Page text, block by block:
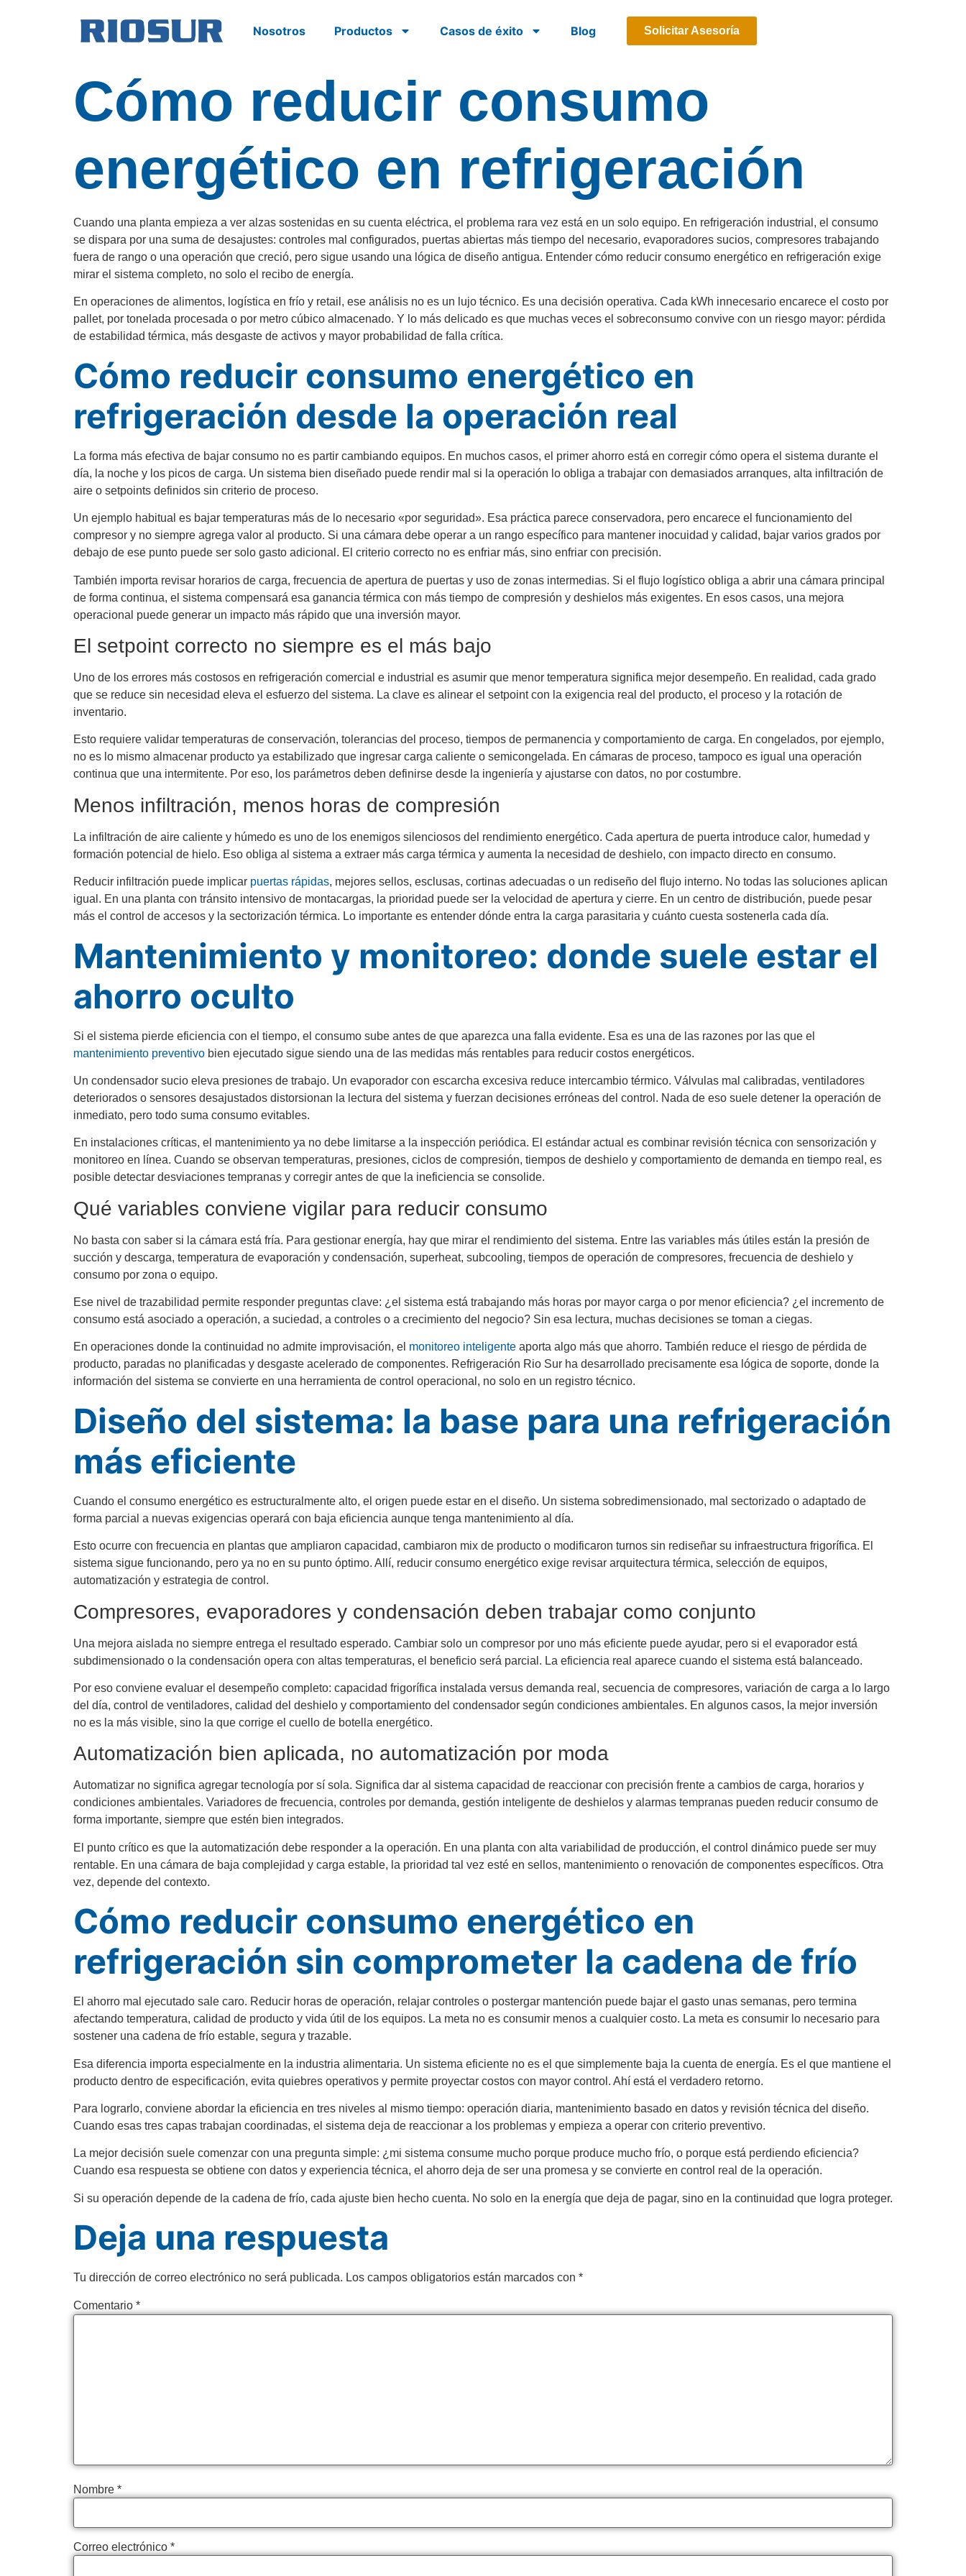
Nosotros Productos Casos de éxito Blog Solicitar Asesoría
Cómo reducir consumo
energético en refrigeración
Cuando una planta empieza a ver alzas sostenidas en su cuenta eléctrica, el problema rara vez está en un solo equipo. En refrigeración industrial, el consumo
se dispara por una suma de desajustes: controles mal configurados, puertas abiertas más tiempo del necesario, evaporadores sucios, compresores trabajando
fuera de rango o una operación que creció, pero sigue usando una lógica de diseño antigua. Entender cómo reducir consumo energético en refrigeración exige
mirar el sistema completo, no solo el recibo de energía.
En operaciones de alimentos, logística en frío y retail, ese análisis no es un lujo técnico. Es una decisión operativa. Cada kWh innecesario encarece el costo por
pallet, por tonelada procesada o por metro cúbico almacenado. Y lo más delicado es que muchas veces el sobreconsumo convive con un riesgo mayor: pérdida
de estabilidad térmica, más desgaste de activos y mayor probabilidad de falla crítica.
Cómo reducir consumo energético en
refrigeración desde la operación real
La forma más efectiva de bajar consumo no es partir cambiando equipos. En muchos casos, el primer ahorro está en corregir cómo opera el sistema durante el
día, la noche y los picos de carga. Un sistema bien diseñado puede rendir mal si la operación lo obliga a trabajar con demasiados arranques, alta infiltración de
aire o setpoints definidos sin criterio de proceso.
Un ejemplo habitual es bajar temperaturas más de lo necesario «por seguridad». Esa práctica parece conservadora, pero encarece el funcionamiento del
compresor y no siempre agrega valor al producto. Si una cámara debe operar a un rango específico para mantener inocuidad y calidad, bajar varios grados por
debajo de ese punto puede ser solo gasto adicional. El criterio correcto no es enfriar más, sino enfriar con precisión.
También importa revisar horarios de carga, frecuencia de apertura de puertas y uso de zonas intermedias. Si el flujo logístico obliga a abrir una cámara principal
de forma continua, el sistema compensará esa ganancia térmica con más tiempo de compresión y deshielos más exigentes. En esos casos, una mejora
operacional puede generar un impacto más rápido que una inversión mayor.
El setpoint correcto no siempre es el más bajo
Uno de los errores más costosos en refrigeración comercial e industrial es asumir que menor temperatura significa mejor desempeño. En realidad, cada grado
que se reduce sin necesidad eleva el esfuerzo del sistema. La clave es alinear el setpoint con la exigencia real del producto, el proceso y la rotación de
inventario.
Esto requiere validar temperaturas de conservación, tolerancias del proceso, tiempos de permanencia y comportamiento de carga. En congelados, por ejemplo,
no es lo mismo almacenar producto ya estabilizado que ingresar carga caliente o semicongelada. En cámaras de proceso, tampoco es igual una operación
continua que una intermitente. Por eso, los parámetros deben definirse desde la ingeniería y ajustarse con datos, no por costumbre.
Menos infiltración, menos horas de compresión
La infiltración de aire caliente y húmedo es uno de los enemigos silenciosos del rendimiento energético. Cada apertura de puerta introduce calor, humedad y
formación potencial de hielo. Eso obliga al sistema a extraer más carga térmica y aumenta la necesidad de deshielo, con impacto directo en consumo.
Reducir infiltración puede implicar puertas rápidas, mejores sellos, esclusas, cortinas adecuadas o un rediseño del flujo interno. No todas las soluciones aplican
igual. En una planta con tránsito intensivo de montacargas, la prioridad puede ser la velocidad de apertura y cierre. En un centro de distribución, puede pesar
más el control de accesos y la sectorización térmica. Lo importante es entender dónde entra la carga parasitaria y cuánto cuesta sostenerla cada día.
Mantenimiento y monitoreo: donde suele estar el
ahorro oculto
Si el sistema pierde eficiencia con el tiempo, el consumo sube antes de que aparezca una falla evidente. Esa es una de las razones por las que el
mantenimiento preventivo bien ejecutado sigue siendo una de las medidas más rentables para reducir costos energéticos.
Un condensador sucio eleva presiones de trabajo. Un evaporador con escarcha excesiva reduce intercambio térmico. Válvulas mal calibradas, ventiladores
deteriorados o sensores desajustados distorsionan la lectura del sistema y fuerzan decisiones erróneas del control. Nada de eso suele detener la operación de
inmediato, pero todo suma consumo evitables.
En instalaciones críticas, el mantenimiento ya no debe limitarse a la inspección periódica. El estándar actual es combinar revisión técnica con sensorización y
monitoreo en línea. Cuando se observan temperaturas, presiones, ciclos de compresión, tiempos de deshielo y comportamiento de demanda en tiempo real, es
posible detectar desviaciones tempranas y corregir antes de que la ineficiencia se consolide.
Qué variables conviene vigilar para reducir consumo
No basta con saber si la cámara está fría. Para gestionar energía, hay que mirar el rendimiento del sistema. Entre las variables más útiles están la presión de
succión y descarga, temperatura de evaporación y condensación, superheat, subcooling, tiempos de operación de compresores, frecuencia de deshielo y
consumo por zona o equipo.
Ese nivel de trazabilidad permite responder preguntas clave: ¿el sistema está trabajando más horas por mayor carga o por menor eficiencia? ¿el incremento de
consumo está asociado a operación, a suciedad, a controles o a crecimiento del negocio? Sin esa lectura, muchas decisiones se toman a ciegas.
En operaciones donde la continuidad no admite improvisación, el monitoreo inteligente aporta algo más que ahorro. También reduce el riesgo de pérdida de
producto, paradas no planificadas y desgaste acelerado de componentes. Refrigeración Rio Sur ha desarrollado precisamente esa lógica de soporte, donde la
información del sistema se convierte en una herramienta de control operacional, no solo en un registro técnico.
Diseño del sistema: la base para una refrigeración
más eficiente
Cuando el consumo energético es estructuralmente alto, el origen puede estar en el diseño. Un sistema sobredimensionado, mal sectorizado o adaptado de
forma parcial a nuevas exigencias operará con baja eficiencia aunque tenga mantenimiento al día.
Esto ocurre con frecuencia en plantas que ampliaron capacidad, cambiaron mix de producto o modificaron turnos sin rediseñar su infraestructura frigorífica. El
sistema sigue funcionando, pero ya no en su punto óptimo. Allí, reducir consumo energético exige revisar arquitectura térmica, selección de equipos,
automatización y estrategia de control.
Compresores, evaporadores y condensación deben trabajar como conjunto
Una mejora aislada no siempre entrega el resultado esperado. Cambiar solo un compresor por uno más eficiente puede ayudar, pero si el evaporador está
subdimensionado o la condensación opera con altas temperaturas, el beneficio será parcial. La eficiencia real aparece cuando el sistema está balanceado.
Por eso conviene evaluar el desempeño completo: capacidad frigorífica instalada versus demanda real, secuencia de compresores, variación de carga a lo largo
del día, control de ventiladores, calidad del deshielo y comportamiento del condensador según condiciones ambientales. En algunos casos, la mejor inversión
no es la más visible, sino la que corrige el cuello de botella energético.
Automatización bien aplicada, no automatización por moda
Automatizar no significa agregar tecnología por sí sola. Significa dar al sistema capacidad de reaccionar con precisión frente a cambios de carga, horarios y
condiciones ambientales. Variadores de frecuencia, controles por demanda, gestión inteligente de deshielos y alarmas tempranas pueden reducir consumo de
forma importante, siempre que estén bien integrados.
El punto crítico es que la automatización debe responder a la operación. En una planta con alta variabilidad de producción, el control dinámico puede ser muy
rentable. En una cámara de baja complejidad y carga estable, la prioridad tal vez esté en sellos, mantenimiento o renovación de componentes específicos. Otra
vez, depende del contexto.
Cómo reducir consumo energético en
refrigeración sin comprometer la cadena de frío
El ahorro mal ejecutado sale caro. Reducir horas de operación, relajar controles o postergar mantención puede bajar el gasto unas semanas, pero termina
afectando temperatura, calidad de producto y vida útil de los equipos. La meta no es consumir menos a cualquier costo. La meta es consumir lo necesario para
sostener una cadena de frío estable, segura y trazable.
Esa diferencia importa especialmente en la industria alimentaria. Un sistema eficiente no es el que simplemente baja la cuenta de energía. Es el que mantiene el
producto dentro de especificación, evita quiebres operativos y permite proyectar costos con mayor control. Ahí está el verdadero retorno.
Para lograrlo, conviene abordar la eficiencia en tres niveles al mismo tiempo: operación diaria, mantenimiento basado en datos y revisión técnica del diseño.
Cuando esas tres capas trabajan coordinadas, el sistema deja de reaccionar a los problemas y empieza a operar con criterio preventivo.
La mejor decisión suele comenzar con una pregunta simple: ¿mi sistema consume mucho porque produce mucho frío, o porque está perdiendo eficiencia?
Cuando esa respuesta se obtiene con datos y experiencia técnica, el ahorro deja de ser una promesa y se convierte en control real de la operación.
Si su operación depende de la cadena de frío, cada ajuste bien hecho cuenta. No solo en la energía que deja de pagar, sino en la continuidad que logra proteger.
Deja una respuesta
Tu dirección de correo electrónico no será publicada. Los campos obligatorios están marcados con *
Comentario *
Nombre *
Correo electrónico *